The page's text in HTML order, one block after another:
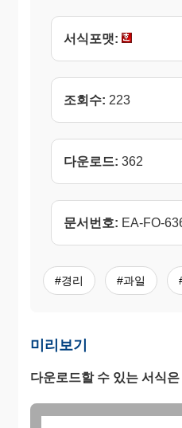
서식포맷:
조회수: 223
다운로드: 362
문서번호: EA-FO-
#경리 #과일
미리보기
다운로드할 수 있는 서식은